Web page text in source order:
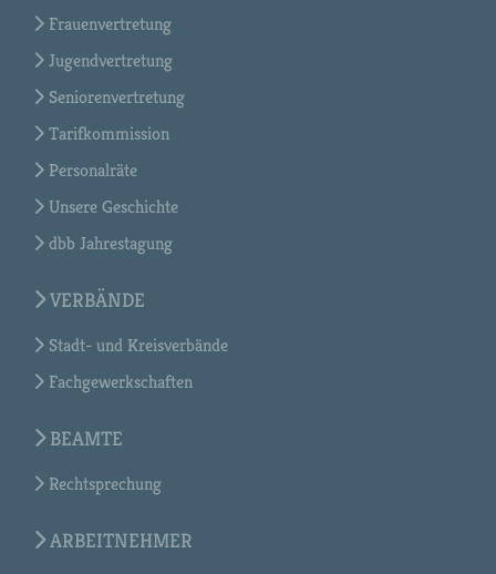
Frauenvertretung
Jugendvertretung
Seniorenvertretung
Tarifkommission
Personalräte
Unsere Geschichte
dbb Jahrestagung
VERBÄNDE
Stadt- und Kreisverbände
Fachgewerkschaften
BEAMTE
Rechtsprechung
ARBEITNEHMER